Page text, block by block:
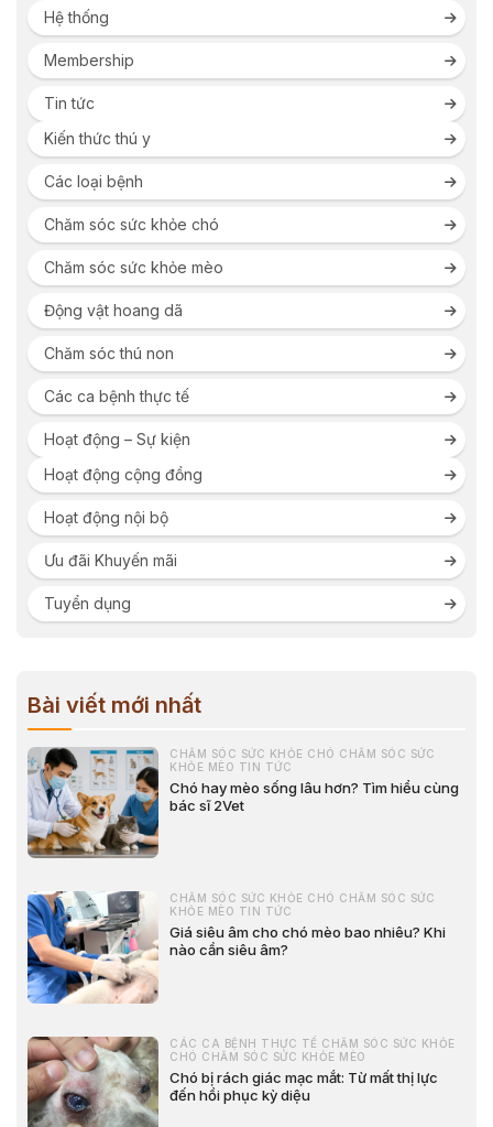
Hệ thống
Membership
Tin tức
Kiến thức thú y
Các loại bệnh
Chăm sóc sức khỏe chó
Chăm sóc sức khỏe mèo
Động vật hoang dã
Chăm sóc thú non
Các ca bệnh thực tế
Hoạt động – Sự kiện
Hoạt động cộng đồng
Hoạt động nội bộ
Ưu đãi Khuyến mãi
Tuyển dụng
Bài viết mới nhất
CHĂM SÓC SỨC KHỎE CHÓ CHĂM SÓC SỨC
KHỎE MÈO TIN TỨC
Chó hay mèo sống lâu hơn? Tìm hiểu cùng
bác sĩ 2Vet
CHĂM SÓC SỨC KHỎE CHÓ CHĂM SÓC SỨC
KHỎE MÈO TIN TỨC
Giá siêu âm cho chó mèo bao nhiêu? Khi
nào cần siêu âm?
CÁC CA BỆNH THỰC TẾ CHĂM SÓC SỨC KHỎE
CHÓ CHĂM SÓC SỨC KHỎE MÈO
Chó bị rách giác mạc mắt: Từ mất thị lực
đến hồi phục kỳ diệu